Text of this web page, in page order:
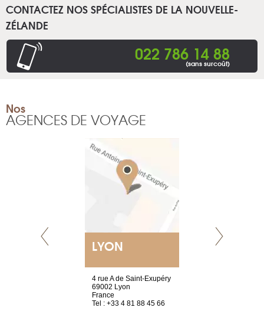
CONTACTEZ NOS SPÉCIALISTES DE LA NOUVELLE-
ZÉLANDE
022 786 14 88
(sans surcoût)
Nos
AGENCES DE VOYAGE
LYON
4 rue A de Saint-Exupéry
69002 Lyon
France
Tel : +33 4 81 88 45 66